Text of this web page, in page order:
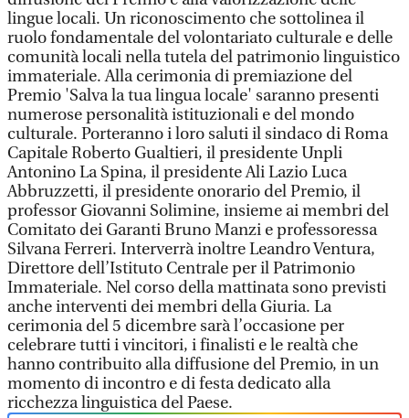
lingue locali. Un riconoscimento che sottolinea il
ruolo fondamentale del volontariato culturale e delle
comunità locali nella tutela del patrimonio linguistico
immateriale. Alla cerimonia di premiazione del
Premio 'Salva la tua lingua locale' saranno presenti
numerose personalità istituzionali e del mondo
culturale. Porteranno i loro saluti il sindaco di Roma
Capitale Roberto Gualtieri, il presidente Unpli
Antonino La Spina, il presidente Ali Lazio Luca
Abbruzzetti, il presidente onorario del Premio, il
professor Giovanni Solimine, insieme ai membri del
Comitato dei Garanti Bruno Manzi e professoressa
Silvana Ferreri. Interverrà inoltre Leandro Ventura,
Direttore dell’Istituto Centrale per il Patrimonio
Immateriale. Nel corso della mattinata sono previsti
anche interventi dei membri della Giuria. La
cerimonia del 5 dicembre sarà l’occasione per
celebrare tutti i vincitori, i finalisti e le realtà che
hanno contribuito alla diffusione del Premio, in un
momento di incontro e di festa dedicato alla
ricchezza linguistica del Paese.